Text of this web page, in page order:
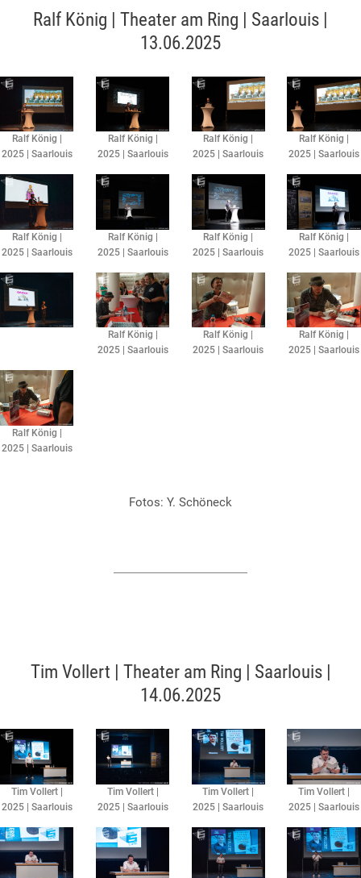
Ralf König | Theater am Ring | Saarlouis |
13.06.2025
Ralf König |
2025 | Saarlouis
Ralf König |
2025 | Saarlouis
Ralf König |
2025 | Saarlouis
Ralf König |
2025 | Saarlouis
Ralf König |
2025 | Saarlouis
Ralf König |
2025 | Saarlouis
Ralf König |
2025 | Saarlouis
Ralf König |
2025 | Saarlouis
Ralf König |
2025 | Saarlouis
Ralf König |
2025 | Saarlouis
Ralf König |
2025 | Saarlouis
Ralf König |
2025 | Saarlouis
Fotos: Y. Schöneck​
Tim Vollert | Theater am Ring | Saarlouis |
14.06.2025
Tim Vollert |
2025 | Saarlouis
Tim Vollert |
2025 | Saarlouis
Tim Vollert |
2025 | Saarlouis
Tim Vollert |
2025 | Saarlouis